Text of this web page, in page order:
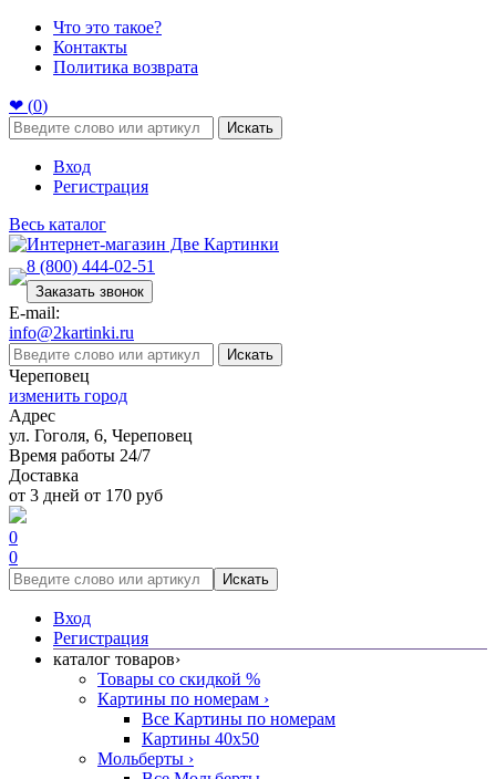
Что это такое?
Контакты
Политика возврата
❤ (0)
Искать
Вход
Регистрация
Весь каталог
8 (800) 444-02-51
Заказать звонок
E-mail:
info@2kartinki.ru
Искать
Череповец
изменить город
Адрес
ул. Гоголя, 6, Череповец
Время работы 24/7
Доставка
от 3 дней от 170 руб
0
0
Искать
Вход
Регистрация
каталог товаров›
Товары со скидкой %
Картины по номерам ›
Все Картины по номерам
Картины 40x50
Мольберты ›